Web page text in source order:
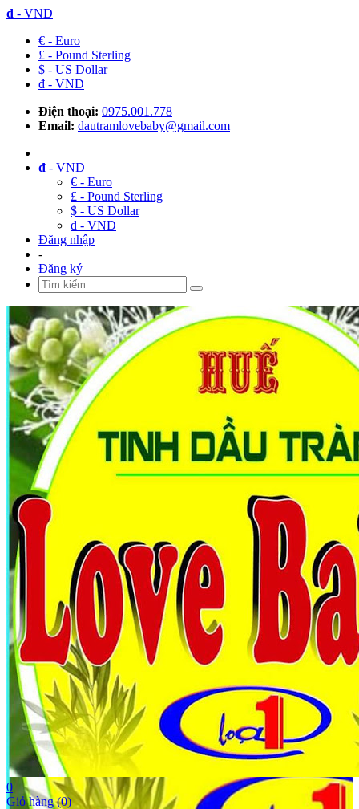
đ - VND
€ - Euro
£ - Pound Sterling
$ - US Dollar
đ - VND
Điện thoại: 0975.001.778
Email: dautramlovebaby@gmail.com
đ - VND
€ - Euro
£ - Pound Sterling
$ - US Dollar
đ - VND
Đăng nhập
-
Đăng ký
0
Giỏ hàng (0)